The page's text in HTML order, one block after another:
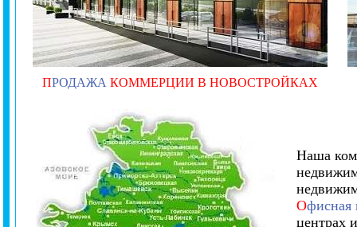
ПРОДАЖА КОММЕРЦИИ В НОВОСТРОЙКАХ
Наша
Офисная
центрах